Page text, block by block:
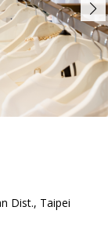
Dist., Taipei